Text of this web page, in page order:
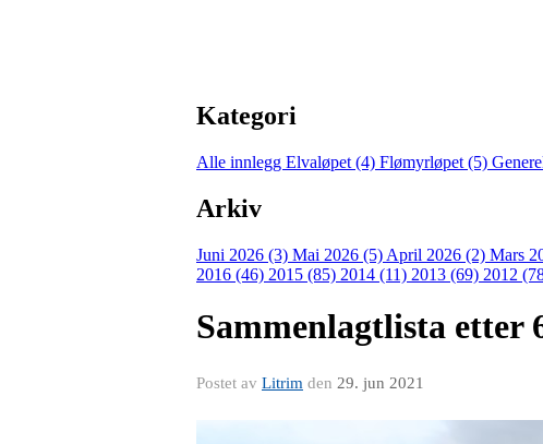
Kategori
Alle innlegg Elvaløpet (4) Flømyrløpet (5)
Arkiv
Juni 2026 (3) Mai 2026 (5) April 2026 (2) Mars
2016 (46) 2015 (85) 2014 (11) 2013 (69) 2012
Sammenlagtlista etter
Postet av Litrim den 29. jun 2021